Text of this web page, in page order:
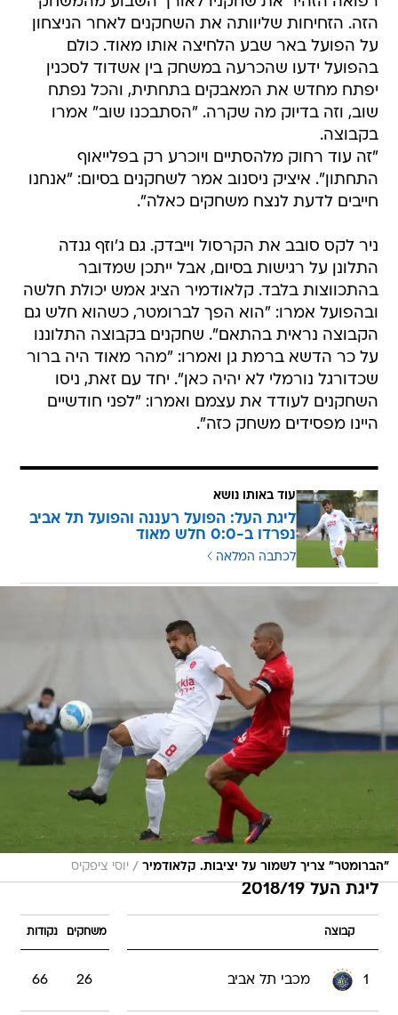
הזה. הזחיחות שליוותה את השחקנים לאחר הניצחון
על הפועל באר שבע הלחיצה אותו מאוד. כולם
בהפועל ידעו שהכרעה במשחק בין אשדוד לסכנין
יפתח מחדש את המאבקים בתחתית, והכל נפתח
שוב, וזה בדיוק מה שקרה. "הסתבכנו שוב" אמרו
בקבוצה.
"זה עוד רחוק מלהסתיים ויוכרע רק בפלייאוף
התחתון". איציק ניסנוב אמר לשחקנים בסיום: "אנחנו
חייבים לדעת לנצח משחקים כאלה".
ניר לקס סובב את הקרסול וייבדק. גם ג'וזף גנדה
התלונן על רגישות בסיום, אבל ייתכן שמדובר
בהתכווצות בלבד. קלאודמיר הציג אמש יכולת חלשה
ובהפועל אמרו: "הוא הפך לברומטר, כשהוא חלש גם
הקבוצה נראית בהתאם". שחקנים בקבוצה התלוננו
על כר הדשא ברמת גן ואמרו: "מהר מאוד היה ברור
שכדורגל נורמלי לא יהיה כאן". יחד עם זאת, ניסו
השחקנים לעודד את עצמם ואמרו: "לפני חודשיים
היינו מפסידים משחק כזה".
עוד באותו נושא
ליגת העל: הפועל רעננה והפועל תל אביב
נפרדו ב-0:0 חלש מאוד
לכתבה המלאה
"הברומטר" צריך לשמור על יציבות. קלאודמיר / יוסי ציפקיס
ליגת העל 2018/19
קבוצה משחקים נקודות
1 מכבי תל אביב 26
66